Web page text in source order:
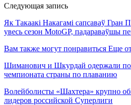
Следующая запись
Як Такаакі Накагамі сапсаваў Гран
увесь сезон MotoGP, падараваўшы
Вам также могут понравиться Еще
Шиманович и Шкурдай одержали
чемпионата страны по плаванию
Волейболисты «Шахтера» крупно
лидеров российской Суперлиги